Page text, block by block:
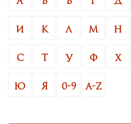
И К Л М Н
С У Ф Х
Ю Я 0-9 A-Z